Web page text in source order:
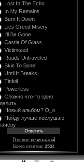
Lost In The Echo
In My Remains
Burn It Down
Lies Greed Misery
I'll Be Gone
Castle Of Glass
Victimized
Roads Untraveled
Skin To Bone
Until It Breaks
Tinfoil
Powerless
Сложно что-то одно
Новый альбом? O_o
Пойду лучше послушаю
[Точные результаты]
Всего ответов: 2534